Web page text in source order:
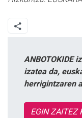
ANBOTOKIDE
izatea da,
herrigintzaren
EGIN ZAITEZ